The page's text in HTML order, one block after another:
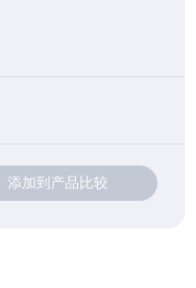
添加到产品比较